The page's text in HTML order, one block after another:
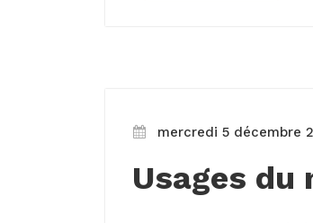
mercredi 5 décembre
Usages